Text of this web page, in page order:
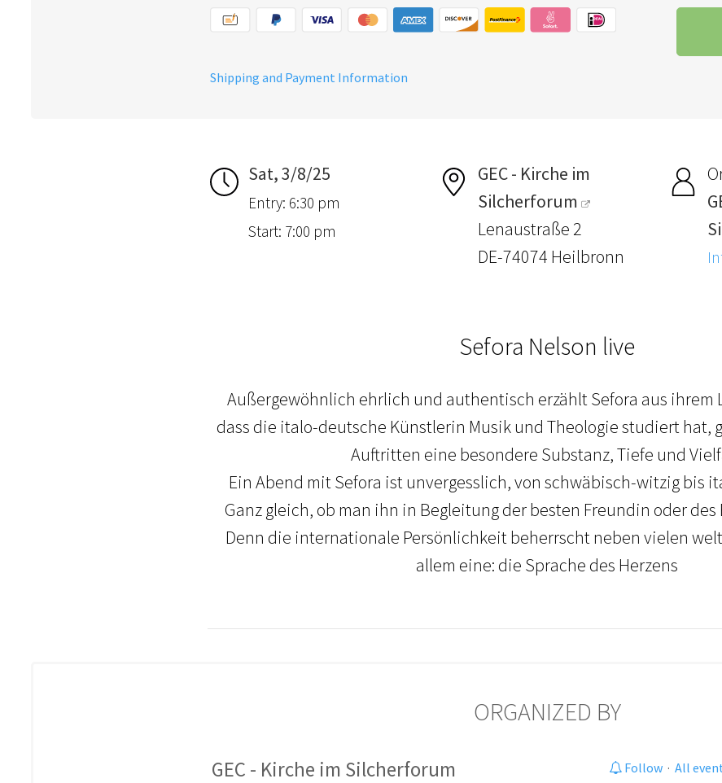
Shipping and Payment Information
Sat, 3/8/25
Entry: 6:30 pm
Start: 7:00 pm
GEC - Kirche im
Silcherforum
Lenaustraße 2
DE-74074 Heilbronn
Sefora Nelson live
Außergewöhnlich ehrlich und authentisch erzählt Sefora aus ihrem
dass die italo-deutsche Künstlerin Musik und Theologie studiert hat,
Auftritten eine besondere Substanz, Tiefe und
Ein Abend mit Sefora ist unvergesslich, von schwäbisch-witzig bis
Ganz gleich, ob man ihn in Begleitung der besten Freundin oder
Denn die internationale Persönlichkeit beherrscht neben vielen
allem eine: die Sprache des Herzens
ORGANIZED BY
GEC - Kirche im Silcherforum Follow· All